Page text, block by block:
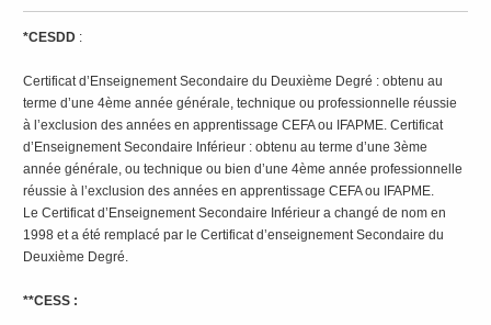
*CESDD :
Certificat d’Enseignement Secondaire du Deuxième Degré : obtenu au
terme d’une 4ème année générale, technique ou professionnelle réussie
à l’exclusion des années en apprentissage CEFA ou IFAPME. Certificat
d’Enseignement Secondaire Inférieur : obtenu au terme d’une 3ème
année générale, ou technique ou bien d’une 4ème année professionnelle
réussie à l’exclusion des années en apprentissage CEFA ou IFAPME.
Le Certificat d’Enseignement Secondaire Inférieur a changé de nom en
1998 et a été remplacé par le Certificat d’enseignement Secondaire du
Deuxième Degré.
**CESS :